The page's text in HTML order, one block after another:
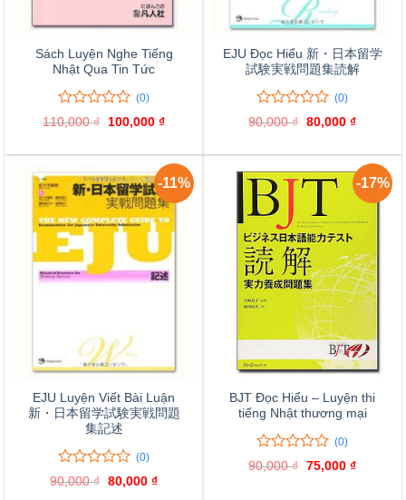
Sách Luyện Nghe Tiếng
Nhật Qua Tin Tức
0
trên
0
giá
(0)
110,000₫
Giá
110,000 ₫.
100,000 ₫Giá
là:
100,000 ₫.
EJU Đọc Hiểu 新・日本留学
試験実戦問題集読解
0
trên
0
giá
(0)
90,000₫ Giá
90,000 ₫.
80,000 ₫Giá
là:
80,000
-11%
EJU Luyện Viết Bài Luận
新・日本留学試験実戦問題
集記述
0
trên
0
(0)
90,000₫ Giá
80,000 ₫Giá
-17%
BJT Đọc Hiểu – Luyện thi
tiếng Nhật thương mại
0
trên
0
(0)
90,000₫ Giá
75,000 ₫Giá